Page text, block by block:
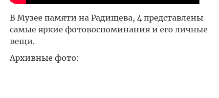
В Музее памяти на Радищева, 4 представлены
самые яркие фотовоспоминания и его личные
вещи.
Архивные фото: